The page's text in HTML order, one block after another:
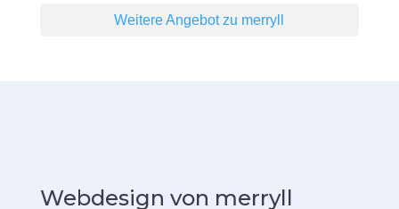
Weitere Angebot zu merryll
Webdesign von merryll